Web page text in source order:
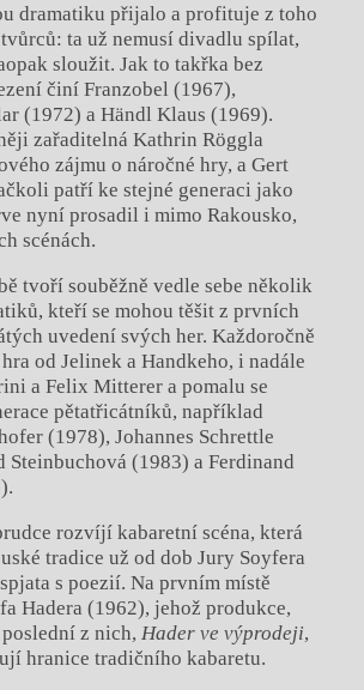
dramatiku přijalo a profituje z toho
ta už nemusí divadlu spílat,
sloužit. Jak to takřka bez
činí Franzobel (1967),
(1972) a Händl Klaus (1969).
zařaditelná Kathrin Röggla
zájmu o náročné hry, a Gert
patří ke stejné generaci jako
nyní prosadil i mimo Rakousko,
scénách.
tvoří souběžně vedle sebe několik
kteří se mohou těšit z prvních
uvedení svých her. Každoročně
od Jelinek a Handkeho, i nadále
a Felix Mitterer a pomalu se
pětatřicátníků, například
(1978), Johannes Schrettle
Steinbuchová (1983) a Ferdinand
rozvíjí kabaretní scéna, která
tradice už od dob Jury Soyfera
s poezií. Na prvním místě
Hadera (1962), jehož produkce,
z nich, Hader ve výprodeji,
hranice tradičního kabaretu.